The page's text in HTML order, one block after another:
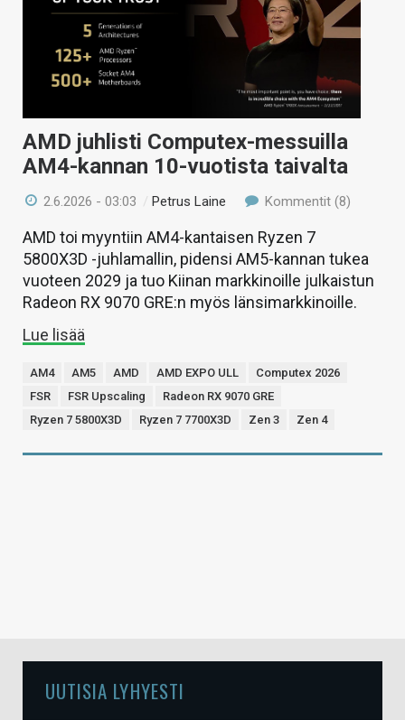
VAIHDA TEEMA
HAKU
AMD juhlisti Computex-messuilla
AM4-kannan 10-vuotista taivalta
2.6.2026 - 03:03 /Petrus Laine Kommentit (8)
AMD toi myyntiin AM4-kantaisen Ryzen 7
5800X3D -juhlamallin, pidensi AM5-kannan tukea
vuoteen 2029 ja tuo Kiinan markkinoille julkaistun
Radeon RX 9070 GRE:n myös länsimarkkinoille.
Lue lisää
AM4 AM5 AMD AMD EXPO ULL
Computex 2026
FSR
FSR Upscaling
Radeon RX 9070 GRE
Ryzen 7 5800X3D
Ryzen 7 7700X3D Zen 3 Zen 4
UUTISIA LYHYESTI